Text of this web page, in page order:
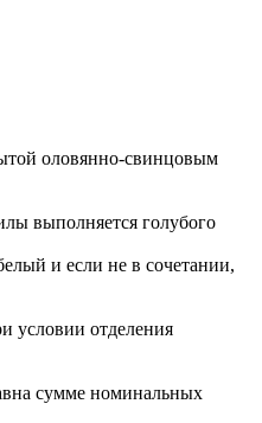
оловянно-свинцовым
выполняется голубого
и если не в сочетании,
условии отделения
сумме номинальных